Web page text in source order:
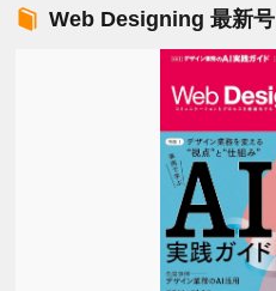
Web Designing 最新号